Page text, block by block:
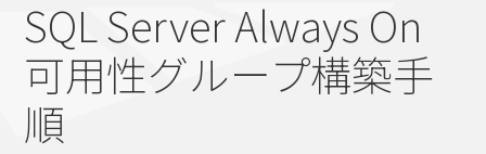
SQL Server Always On
可用性グループ構築手
順